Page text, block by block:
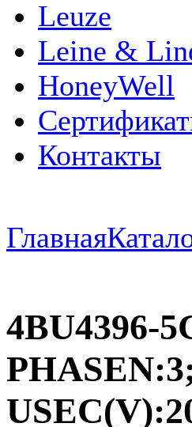
Leuze
Leine &
HoneyWell
Контакты
Главная
4BU4396-